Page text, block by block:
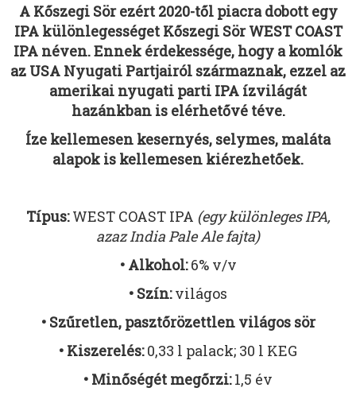
A Kőszegi Sör ezért 2020-től piacra dobott egy
IPA különlegességet Kőszegi Sör WEST COAST
IPA néven. Ennek érdekessége, hogy a komlók
az USA Nyugati Partjairól származnak, ezzel az
amerikai nyugati parti IPA ízvilágát
hazánkban is elérhetővé téve.
Íze kellemesen kesernyés, selymes, maláta
alapok is kellemesen kiérezhetőek.
Típus:WEST COAST IPA (egy különleges IPA,
azaz India Pale Ale fajta)
• Alkohol:6% v/v
• Szín:világos
• Szűretlen, pasztőrözettlen világos sör
• Kiszerelés:0,33 l palack; 30 l KEG
• Minőségét megőrzi:1,5 év